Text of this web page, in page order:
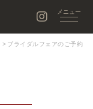
> ブライダルフェアのご予約